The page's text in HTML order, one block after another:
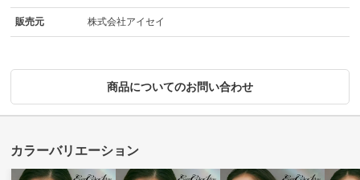
販売元 株式会社アイセイ
商品についてのお問い合わせ